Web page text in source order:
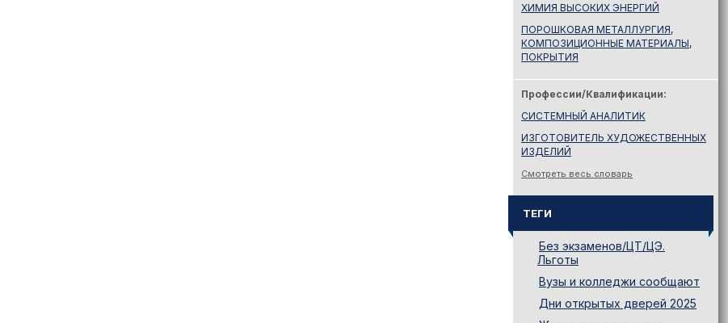
ХИМИЯ ВЫСОКИХ ЭНЕРГИЙ
ПОРОШКОВАЯ МЕТАЛЛУРГИЯ,
КОМПОЗИЦИОННЫЕ МАТЕРИАЛЫ,
ПОКРЫТИЯ
Профессии/Квалификации:
СИСТЕМНЫЙ АНАЛИТИК
ИЗГОТОВИТЕЛЬ ХУДОЖЕСТВЕННЫХ
ИЗДЕЛИЙ
Смотреть весь словарь
ТЕГИ
Без экзаменов/ЦТ/ЦЭ.
Льготы
Вузы и колледжи сообщают
Дни открытых дверей 2025